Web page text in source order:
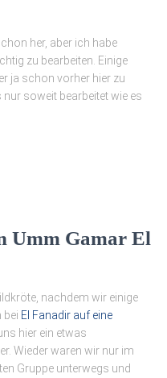
her, aber ich habe
zu bearbeiten. Einige
ja schon vorher hier zu
soweit bearbeitet wie es
Umm Gamar El
nachdem wir einige
bei El Fanadir auf eine
hier ein etwas
Wieder waren wir nur im
Gruppe unterwegs und